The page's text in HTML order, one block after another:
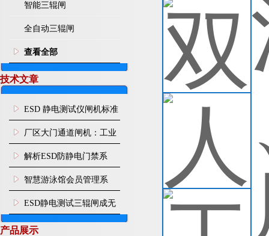
智能三辊闸
全自动三辊闸
查看全部
技术文章
ESD 静电测试仪闸机标准
测试阻值范围 无尘车间防
静电闸机参数说明
厂区大门通道闸机：工业
园区人车分流智能通行管
控设施
解析ESD防静电门禁系
统：从人体静电消除到通
道智能管控
智慧游泳馆会员管理系
统：刷脸入场 年月卡管
控、次卡自动扣次
ESD静电测试三辊闸成无
尘车间刚需，远韬智能一
产品展示
双
双
理
适
查
行
工
口